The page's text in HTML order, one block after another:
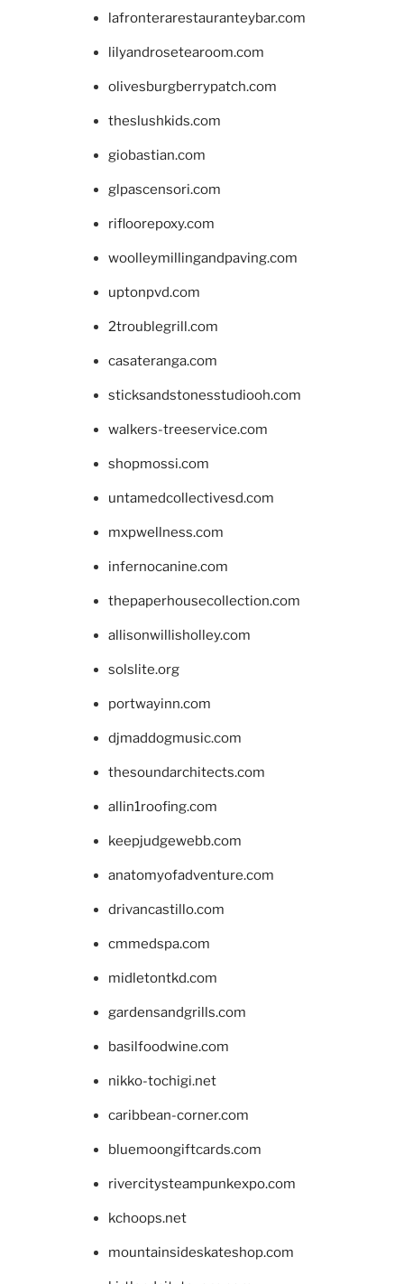
lafronterarestauranteybar.com
lilyandrosetearoom.com
olivesburgberrypatch.com
theslushkids.com
giobastian.com
glpascensori.com
rifloorepoxy.com
woolleymillingandpaving.com
uptonpvd.com
2troublegrill.com
casateranga.com
sticksandstonesstudiooh.com
walkers-treeservice.com
shopmossi.com
untamedcollectivesd.com
mxpwellness.com
infernocanine.com
thepaperhousecollection.com
allisonwillisholley.com
solslite.org
portwayinn.com
djmaddogmusic.com
thesoundarchitects.com
allin1roofing.com
keepjudgewebb.com
anatomyofadventure.com
drivancastillo.com
cmmedspa.com
midletontkd.com
gardensandgrills.com
basilfoodwine.com
nikko-tochigi.net
caribbean-corner.com
bluemoongiftcards.com
rivercitysteampunkexpo.com
kchoops.net
mountainsideskateshop.com